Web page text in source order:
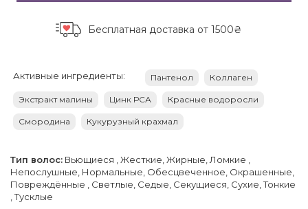
Бесплатная доставка от 1500₴
Активные ингредиенты: Пантенол Коллаген
Экстракт малины Цинк РСА Красные водоросли
Смородина Кукурузный крахмал
Тип волос: Вьющиеся , Жесткие, Жирные, Ломкие ,
Непослушные, Нормальные, Обесцвеченное, Окрашенные,
Повреждённые , Светлые, Седые, Секущиеся, Сухие, Тонкие
, Тусклые